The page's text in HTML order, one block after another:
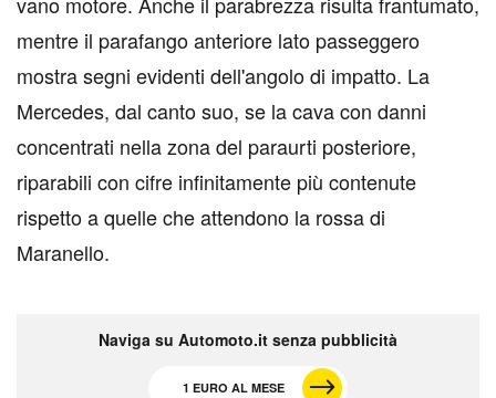
mentre il parafango anteriore lato passeggero
mostra segni evidenti dell'angolo di impatto. La
Mercedes, dal canto suo, se la cava con danni
concentrati nella zona del paraurti posteriore,
riparabili con cifre infinitamente più contenute
rispetto a quelle che attendono la rossa di
Maranello.
Naviga su Automoto.it senza pubblicità
1 EURO AL MESE